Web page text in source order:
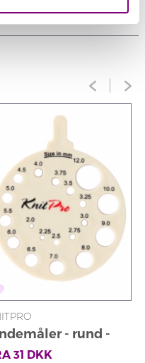
- rund -
31 DKK